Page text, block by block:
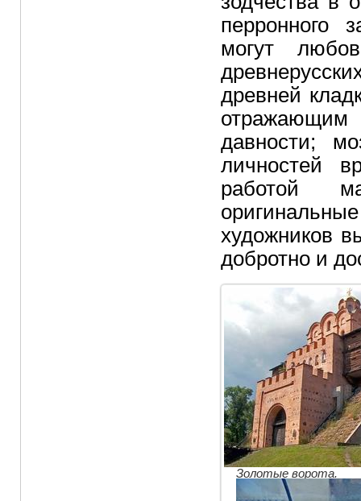
перронного
могут
древней
отражающим
давности;
личностей
работой
художников
добротно и
Золотые ворота.